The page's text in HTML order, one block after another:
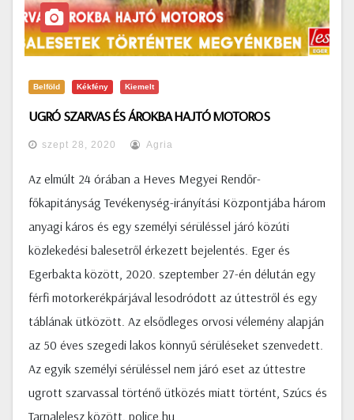
Belföld Kékfény Kiemelt
UGRÓ SZARVAS ÉS ÁROKBA HAJTÓ MOTOROS
szept 28, 2020 Agria
Az elmúlt 24 órában a Heves Megyei Rendőr-
főkapitányság Tevékenység-irányítási Központjába három
anyagi káros és egy személyi sérüléssel járó közúti
közlekedési balesetről érkezett bejelentés. Eger és
Egerbakta között, 2020. szeptember 27-én délután egy
férfi motorkerékpárjával lesodródott az úttestről és egy
táblának ütközött. Az elsődleges orvosi vélemény alapján
az 50 éves szegedi lakos könnyű sérüléseket szenvedett.
Az egyik személyi sérüléssel nem járó eset az úttestre
ugrott szarvassal történő ütközés miatt történt, Szúcs és
Tarnalelesz között. police.hu